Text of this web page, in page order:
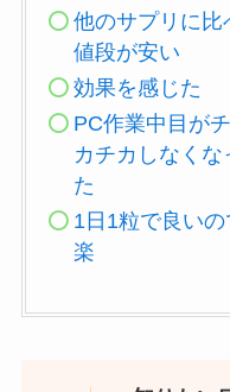
他のサプリに比
値段が安い
効果を感じた
PC作業中目がチ
カチカしなくな
た
1日1粒で良いの
楽